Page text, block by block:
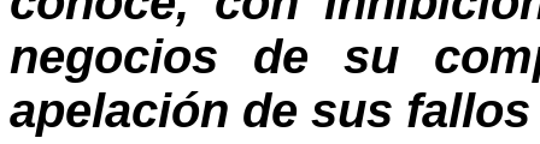
negocios de su
apelación de sus